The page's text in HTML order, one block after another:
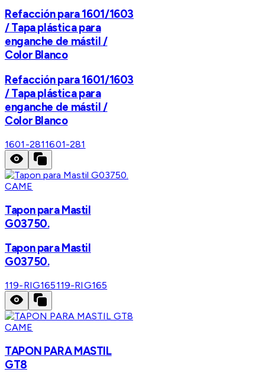
Refacción para 1601/1603
/ Tapa plástica para
enganche de mástil /
Color Blanco
Refacción para 1601/1603
/ Tapa plástica para
enganche de mástil /
Color Blanco
1601-2811601-281
CAME
Tapon para Mastil
G03750.
Tapon para Mastil
G03750.
119-RIG165119-RIG165
CAME
TAPON PARA MASTIL
GT8